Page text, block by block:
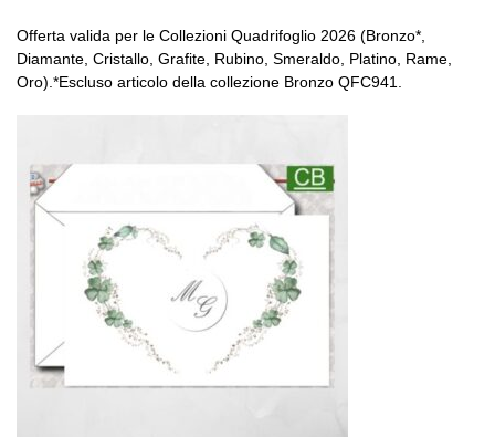
Offerta valida per le Collezioni Quadrifoglio 2026 (Bronzo*,
Diamante, Cristallo, Grafite, Rubino, Smeraldo, Platino, Rame,
Oro).*Escluso articolo della collezione Bronzo QFC941.